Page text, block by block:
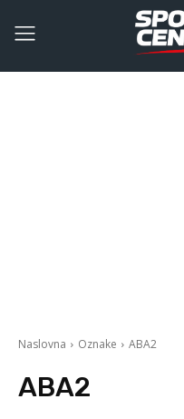
Naslovna Oznake ABA2
ABA2